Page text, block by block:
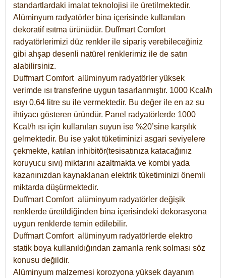
standartlardaki imalat teknolojisi ile üretilmektedir.
Alüminyum radyatörler bina içerisinde kullanılan
dekoratif ısıtma ürünüdür. Duffmart Comfort
radyatörlerimizi düz renkler ile sipariş verebileceğiniz
gibi ahşap desenli natürel renklerimiz ile de satın
alabilirsiniz.
Duffmart Comfort alüminyum radyatörler yüksek
verimde ısı transferine uygun tasarlanmıştır. 1000 Kcal/h
ısıyı 0,64 litre su ile vermektedir. Bu değer ile en az su
ihtiyacı gösteren üründür. Panel radyatörlerde 1000
Kcal/h ısı için kullanılan suyun ise %20’sine karşılık
gelmektedir. Bu ise yakıt tüketiminizi asgari seviyelere
çekmekte, katılan inhibitör(tesisatınıza katacağınız
koruyucu sıvı) miktarını azaltmakta ve kombi yada
kazanınızdan kaynaklanan elektrik tüketiminizi önemli
miktarda düşürmektedir.
Duffmart Comfort alüminyum radyatörler değişik
renklerde üretildiğinden bina içerisindeki dekorasyona
uygun renklerde temin edilebilir.
DuffmartComfort alüminyum radyatörlerde elektro
statik boya kullanıldığından zamanla renk solması söz
konusu değildir.
Alüminyum malzemesi korozyona yüksek dayanım